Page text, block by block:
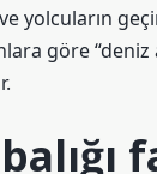
yolcuların
göre “deniz